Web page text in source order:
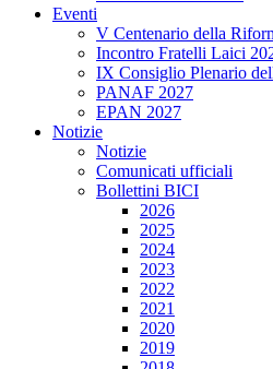
Eventi
V Centenario della
Incontro Fratelli Laici
IX Consiglio Plenario
PANAF 2027
EPAN 2027
Notizie
Notizie
Comunicati ufficiali
Bollettini BICI
2026
2025
2024
2023
2022
2021
2020
2019